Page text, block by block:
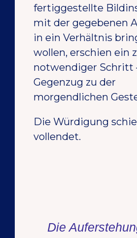
fertiggestellte
mit der gegebenen
in ein Verhältnis
wollen, erschien ein
notwendiger Schritt
Gegenzug zu der
morgendlichen
Die Würdigung
vollendet.
Die